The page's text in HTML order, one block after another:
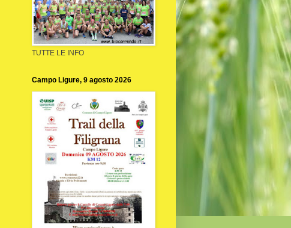
TUTTE LE INFO
Campo Ligure, 9 agosto 2026